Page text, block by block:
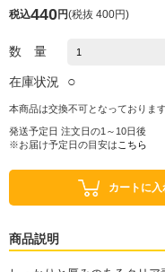
税込440円(税抜 400円)
数 量
在庫状況 ○
本商品は交換不可となっておりま
発送予定日 注文日の1～10日後
※お届け予定日の目安は こちら
カートに入
商品説明